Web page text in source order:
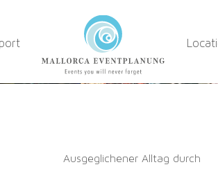
Ausgeglichener Alltag durch